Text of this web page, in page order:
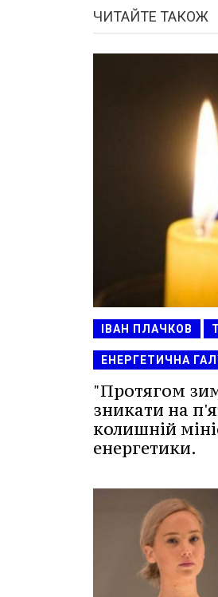
ЧИТАЙТЕ ТАКОЖ
ІВАН ПЛАЧКОВ
ЕНЕРГЕТИЧНА
"Протягом
зникати на
колишній
енергетики.